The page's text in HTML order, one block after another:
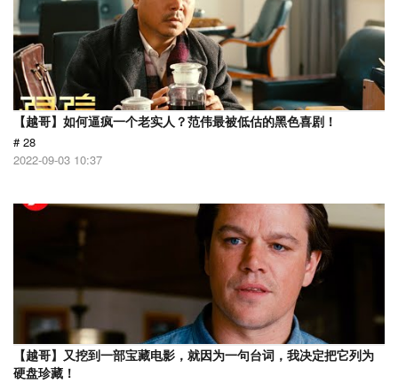
【越哥】如何逼疯一个老实人？范伟最被低估的黑色喜剧！
# 28
2022-09-03 10:37
【越哥】又挖到一部宝藏电影，就因为一句台词，我决定把它列为
硬盘珍藏！